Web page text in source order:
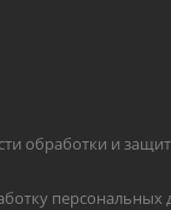
обработки и
персональных